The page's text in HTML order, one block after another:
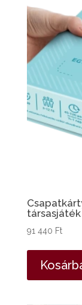
társasjáték
91 440 Ft